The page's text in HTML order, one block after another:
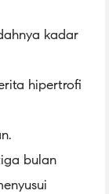
kadar
hipertrofi
bulan